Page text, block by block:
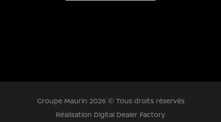
Groupe Maurin 2026 © Tous droits réservés
Réalisation Digital Dealer Factory